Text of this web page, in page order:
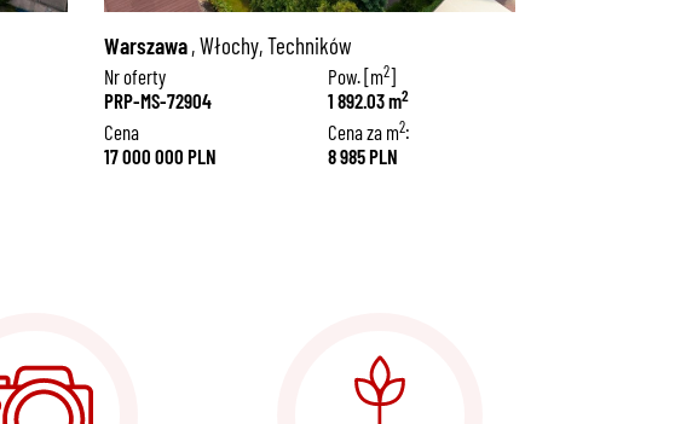
Warszawa, Włochy, Techników
Nr oferty
PRP-MS-72904
Pow. [m2]
1 892.03 m2
Cena
17 000 000 PLN
Cena za m2:
8 985 PLN